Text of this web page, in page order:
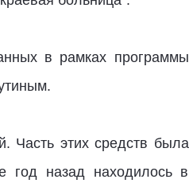
в рамках программы
Часть этих средств была
год назад находилось в